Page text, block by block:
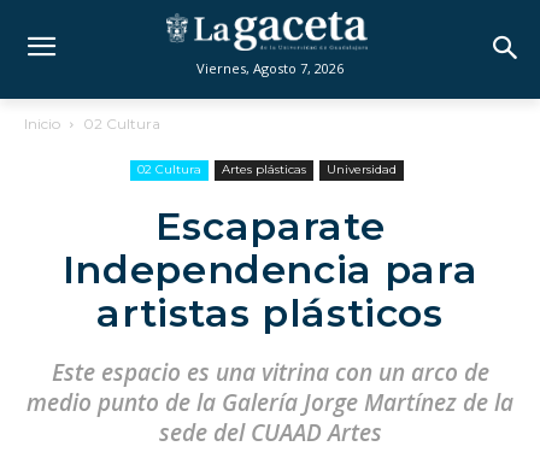
Viernes, Agosto 7, 2026
Inicio 02 Cultura
02 Cultura Artes plásticas Universidad
Escaparate
Independencia para
artistas plásticos
Este espacio es una vitrina con un arco de
medio punto de la Galería Jorge Martínez de la
sede del CUAAD Artes